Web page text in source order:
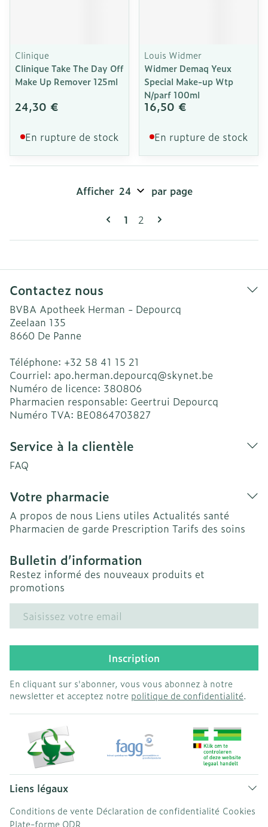
Clinique
Clinique Take The Day Off
Make Up Remover 125ml
24,30 €
En rupture de stock
Louis Widmer
Widmer Demaq Yeux
Special Make-up Wtp
N/parf 100ml
16,50 €
En rupture de stock
Pages
Vous lisez actuellement la
1 Page
2
Afficher par page
Contactez nous
BVBA Apotheek Herman - Depourcq
Zeelaan 135
8660 De Panne
Téléphone: +32 58 41 15 21
Courriel: apo.herman.depourcq@skynet.be
Numéro de licence: 380806
Pharmacien responsable: Geertrui Depourcq
Numéro TVA: BE0864703827
Service à la clientèle
FAQ
Votre pharmacie
A propos de nous Liens utiles Actualités santé
Pharmacien de garde Prescription Tarifs des soins
Bulletin d’information
Restez informé des nouveaux produits et
promotions
Adresse mail
Inscription
En cliquant sur s'abonner, vous vous abonnez à notre
newsletter et acceptez notre politique de confidentialité.
Liens légaux
Conditions de vente Déclaration de confidentialité Cookies
Plate-forme ODR